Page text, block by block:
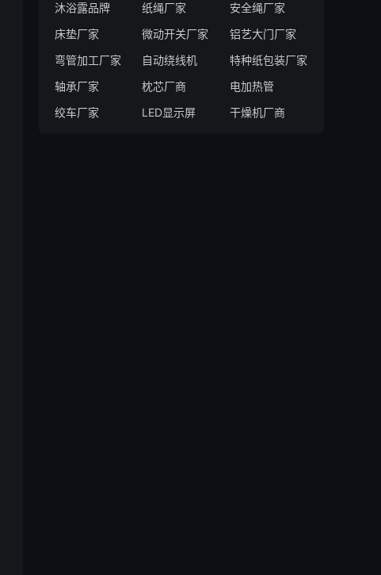
沐浴露品牌
纸绳厂家
安全绳厂家
床垫厂家
微动开关厂家
铝艺大门厂家
弯管加工厂家
自动绕线机
特种纸包装厂家
轴承厂家
枕芯厂商
电加热管
绞车厂家
LED显示屏 干燥机厂商